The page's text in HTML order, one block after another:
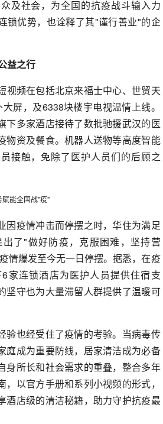
及社会，为全国的抗疫战斗输入力
锁优势，也诠释了其"谨行善业"的企
益之行
视频在包括北京来福士中心、世贸天
屏，及6338块楼宇电视温情上线。
下多家酒店接待了数批驰援武汉的医
物资及餐食。机器人送物等高度智能
接触，免除了医护人员们的后顾之
因疫情冲击而停摆之时，华住为满足
了"做好防疫，克服困难，坚持营
情爆发至今无一日停摆。据悉，在疫
家连锁酒店为医护人员提供住宿支
坚守也为大量滞留人群提供了温暖可
验也经受住了疫情的考验。当病毒传
庭成为重要防线，居家清洁成为必备
身所长和社会需求的重叠，整合多年
以官方手册和系列小视频的形式，
酒店级的清洁秘籍，助力守护抗疫最